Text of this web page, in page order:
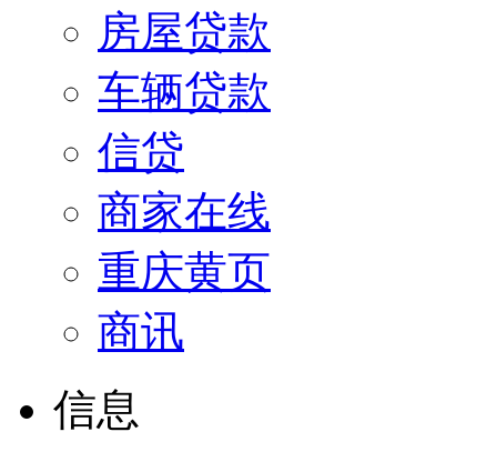
房屋贷款
车辆贷款
信贷
商家在线
重庆黄页
商讯
信息